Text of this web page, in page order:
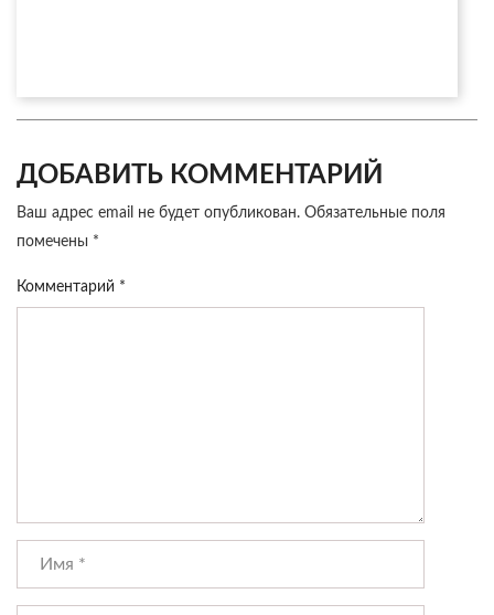
ДОБАВИТЬ КОММЕНТАРИЙ
Ваш адрес email не будет опубликован. Обязательные поля
помечены *
Комментарий *